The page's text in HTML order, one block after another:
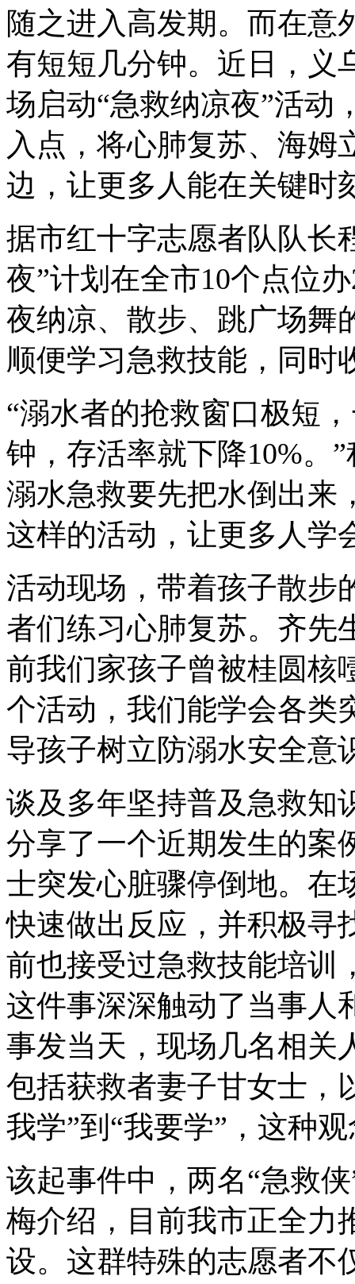
随之进入高发期。而在意
有短短几分钟。近日，义
场启动“急救纳凉夜”活动
入点，将心肺复苏、海姆
边，让更多人能在关键时
据市红十字志愿者队队长
夜”计划在全市10个点位
夜纳凉、散步、跳广场舞
顺便学习急救技能，同时
“溺水者的抢救窗口极短
钟，存活率就下降10%。
溺水急救要先把水倒出来
这样的活动，让更多人学
活动现场，带着孩子散步
者们练习心肺复苏。齐先
前我们家孩子曾被桂圆核
个活动，我们能学会各类
导孩子树立防溺水安全意
谈及多年坚持普及急救知
分享了一个近期发生的案
士突发心脏骤停倒地。在
快速做出反应，并积极寻
前也接受过急救技能培训
这件事深深触动了当事人
事发当天，现场几名相关
包括获救者妻子甘女士，
我学”到“我要学”，这种
该起事件中，两名“急救
梅介绍，目前我市正全力
设。这群特殊的志愿者不